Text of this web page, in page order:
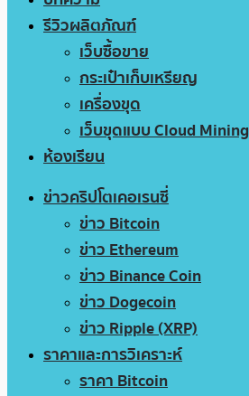
รีวิวผลิตภัณฑ์
เว็บซื้อขาย
กระเป๋าเก็บเหรียญ
เครื่องขุด
เว็บขุดแบบ Cloud Mining
ห้องเรียน
ข่าวคริปโตเคอเรนซี่
ข่าว Bitcoin
ข่าว Ethereum
ข่าว Binance Coin
ข่าว Dogecoin
ข่าว Ripple (XRP)
ราคาและการวิเคราะห์
ราคา Bitcoin